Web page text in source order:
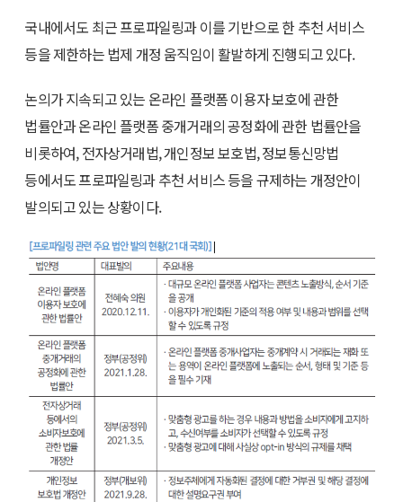
국내에서도 최근 프로파일링과 이를 기반으로 한 추천 서비스
등을 제한하는 법제 개정 움직임이 활발하게 진행되고 있다.
논의가 지속되고 있는 온라인 플랫폼 이용자 보호에 관한
법률안과 온라인 플랫폼 중개거래의 공정화에 관한 법률안을
비롯하여, 전자상거래법, 개인정보 보호법, 정보통신망법
등에서도 프로파일링과 추천 서비스 등을 규제하는 개정안이
발의되고 있는 상황이다.